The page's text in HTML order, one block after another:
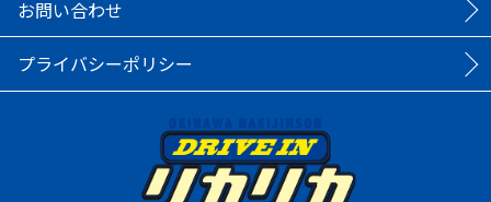
お問い合わせ
プライバシーポリシー